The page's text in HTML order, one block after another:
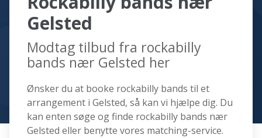
Gelsted
Modtag tilbud fra rockabilly
bands nær Gelsted her
Ønsker du at booke rockabilly bands til et
arrangement i Gelsted, så kan vi hjælpe dig. Du
kan enten søge og finde rockabilly bands nær
Gelsted eller benytte vores matching-service.